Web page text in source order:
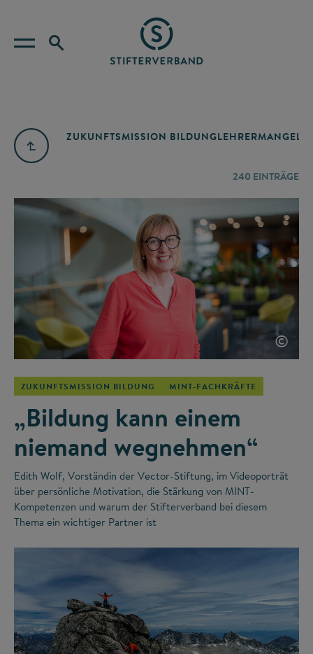
ZUKUNFTSMISSION BILDUNGLEHRERMANGEL
240 EINTRÄGE
©
ZUKUNFTSMISSION BILDUNG MINT-FACHKRÄFTE
„Bildung kann einem
niemand wegnehmen“
Edith Wolf, Vorständin der Vector-Stiftung, im Videoporträt
über persönliche Motivation, die Stärkung von MINT-
Kompetenzen und warum der Stifterverband bei diesem
Thema ein wichtiger Partner ist